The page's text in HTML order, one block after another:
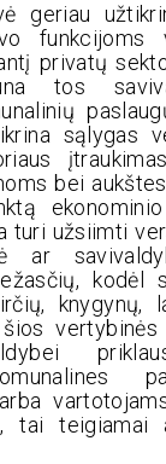
geriau
funkcijoms
privatų
tos
sąlygas
bei
turi užsiimti
ar
kodėl
knygynų,
tai teigiamai